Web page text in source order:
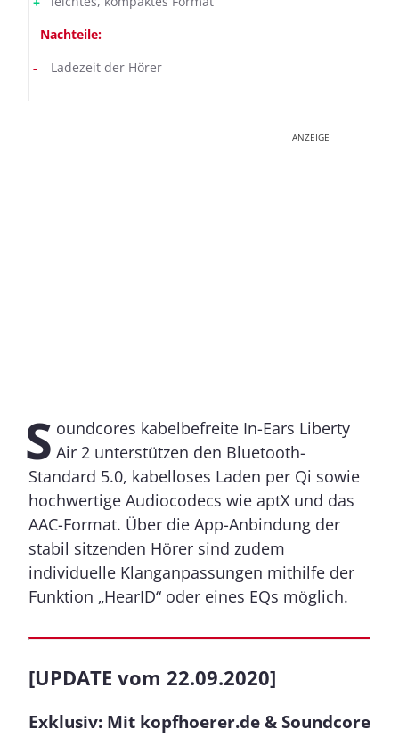
Nachteile:
Ladezeit der Hörer
ANZEIGE
S oundcores kabelbefreite In-Ears Liberty
Air 2 unterstützen den Bluetooth-
Standard 5.0, kabelloses Laden per Qi sowie
hochwertige Audiocodecs wie aptX und das
AAC-Format. Über die App-Anbindung der
stabil sitzenden Hörer sind zudem
individuelle Klanganpassungen mithilfe der
Funktion „HearID“ oder eines EQs möglich.
[UPDATE vom 22.09.2020]
Exklusiv: Mit kopfhoerer.de & Soundcore